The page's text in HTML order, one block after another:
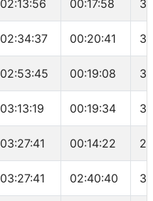
02:13:56 00:17:58
02:34:37 00:20:41
02:53:45 00:19:08
03:13:19 00:19:34
03:27:41 00:14:22
03:27:41 02:40:40